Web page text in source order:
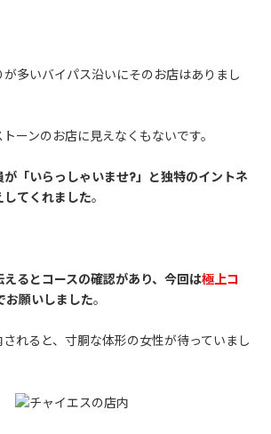
多いバイパス沿いにそのお店はありまし
ーンのお店に見えなくもないです。
「いらっしゃいませ?」と独特のイントネ
してくれました。
るとコースの確認があり、今回は極上コ
お願いしました。
れると、寸胴な体形の女性が待っていまし